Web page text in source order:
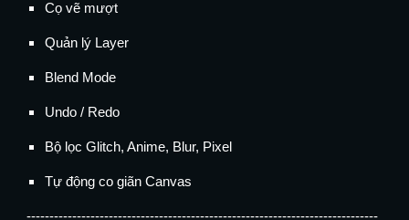
Cọ vẽ mượt
Quản lý Layer
Blend Mode
Undo / Redo
Bộ lọc Glitch, Anime, Blur, Pixel
Tự động co giãn Canvas
-----------------------------------------------------------------------------